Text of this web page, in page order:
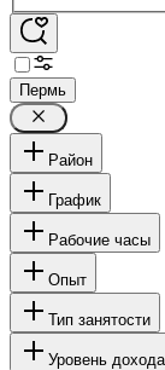
Пермь
Район
График
Рабочие часы
Опыт
Тип занятости
Уровень дохода